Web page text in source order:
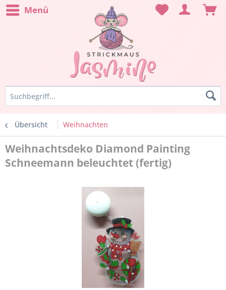
Menü
Übersicht Weihnachten
Weihnachtsdeko Diamond Painting
Schneemann beleuchtet (fertig)